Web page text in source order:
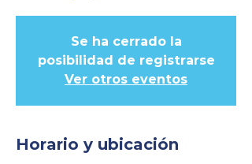
Se ha cerrado la
posibilidad de registrarse
Ver otros eventos
Horario y ubicación